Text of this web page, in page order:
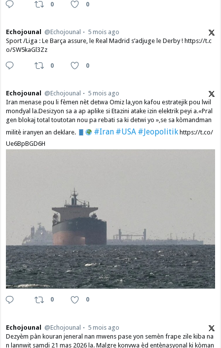
0 0
Echojounal @Echojounal
5 mois ago
Sport /Liga : Le Barça assure, le Real Madrid s’adjuge le Derby ! https://t.c
o/SW5kaGl3Zz
0 0
Echojounal @Echojounal
5 mois ago
Iran menase pou li fèmen nèt detwa Omiz la,yon kafou estratejik pou lwil
mondyal la.Desizyon sa a ap aplike si Etazini atake izin elektrik peyi a.​«Pral
gen blokaj total toutotan nou pa rebati sa ki detwi yo »,se sa kòmandman
militè iranyen an deklare.
#Iran #USA #Jeopolitikhttps://t.co/
Ue6BpBGD6H
0 0
Echojounal @Echojounal
5 mois ago
Dezyèm pàn kouran jeneral nan mwens pase yon semèn frape zile kiba na
n lannwit samdi 21 mas 2026 la. Malgre konvwa èd entènasyonal ki kòman